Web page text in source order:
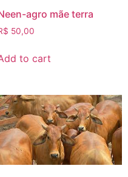
agro mãe terra
50,00
to cart